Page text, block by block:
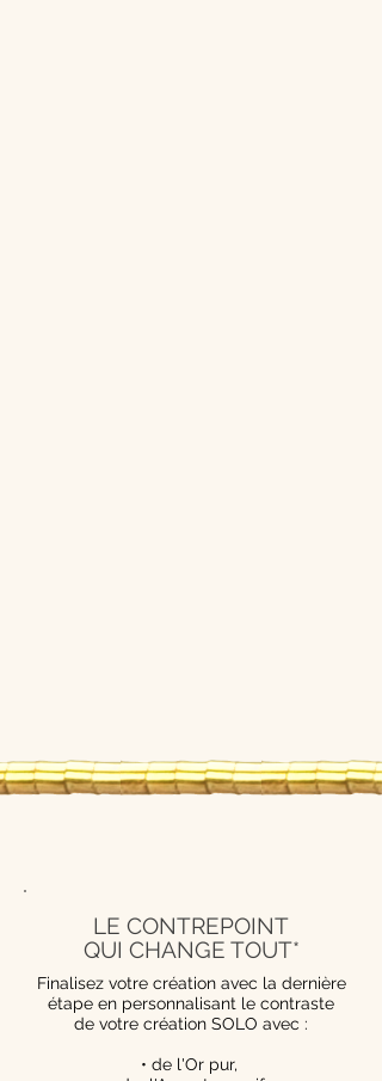
LE CONTREPOINT
QUI CHANGE TOUT*
Finalisez votre création avec la dernière
étape en personnalisant le contraste
de votre création SOLO avec :
• de l'Or pur,